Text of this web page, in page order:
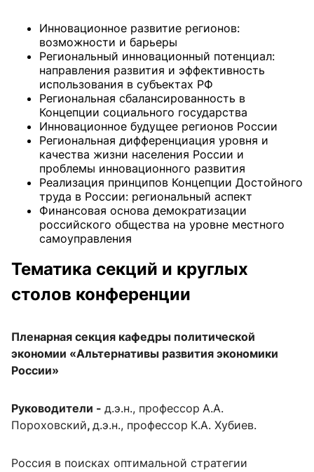
Инновационное развитие регионов:
возможности и барьеры
Региональный инновационный потенциал:
направления развития и эффективность
использования в субъектах РФ
Региональная сбалансированность в
Концепции социального государства
Инновационное будущее регионов России
Региональная дифференциация уровня и
качества жизни населения России и
проблемы инновационного развития
Реализация принципов Концепции Достойного
труда в России: региональный аспект
Финансовая основа демократизации
российского общества на уровне местного
самоуправления
Тематика секций и круглых
столов конференции
Пленарная секция кафедры политической
экономии «Альтернативы развития экономики
России»
Руководители - д.э.н., профессор А.А.
Пороховский, д.э.н., профессор К.А. Хубиев.
Россия в поисках оптимальной стратегии